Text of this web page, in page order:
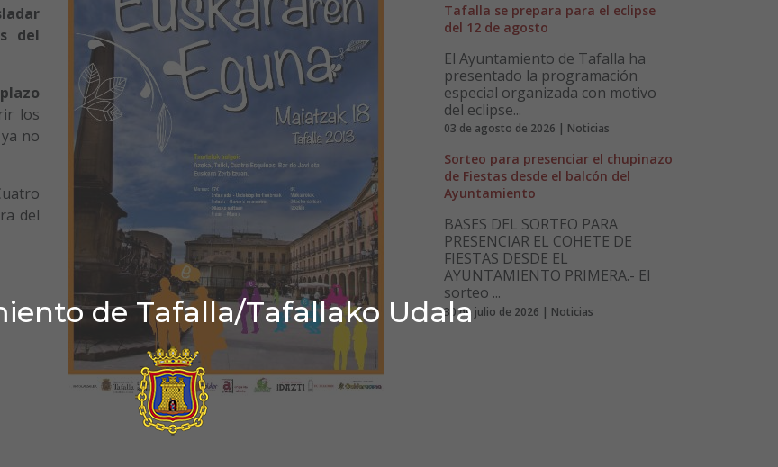
de Tafalla/Tafallako Udala
del
plazo
los
no
del
Tafalla se prepara para el eclipse
del 12 de agosto
El Ayuntamiento de Tafalla ha
presentado la programación
especial organizada con motivo
del eclipse...
03 de agosto de 2026 | Noticias
Sorteo para presenciar el chupinazo
de Fiestas desde el balcón del
Ayuntamiento
BASES DEL SORTEO PARA
PRESENCIAR EL COHETE DE
FIESTAS DESDE EL
AYUNTAMIENTO PRIMERA.- El
sorteo ...
30 de julio de 2026 | Noticias